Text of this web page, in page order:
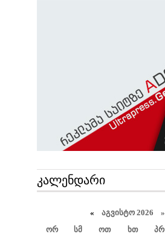
ᲙᲐᲚᲔᲜᲓᲐᲠᲘ
« აგვისტო 2026 »
ორ
სმ ოთ ხთ პრ